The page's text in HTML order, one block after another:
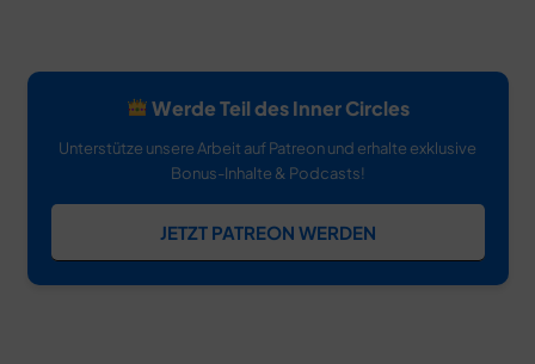
Werde Teil des Inner Circles
Unterstütze unsere Arbeit auf Patreon und erhalte exklusive
Bonus-Inhalte & Podcasts!
JETZT PATREON WERDEN